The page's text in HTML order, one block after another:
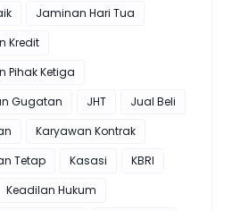
Jaminan Hari Tua
Kredit
Pihak Ketiga
Gugatan
JHT
Jual Beli
Karyawan Kontrak
Tetap
Kasasi
KBRI
Keadilan Hukum